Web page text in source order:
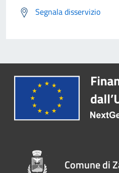
Segnala disservizio
Comune di